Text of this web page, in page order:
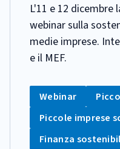
L'11 e 12 dicembre
webinar sulla
medie imprese.
e il MEF.
CATEGORIA:
Tag:
Webinar Tag:
Tag:
Piccole imprese
Tag:
Finanza